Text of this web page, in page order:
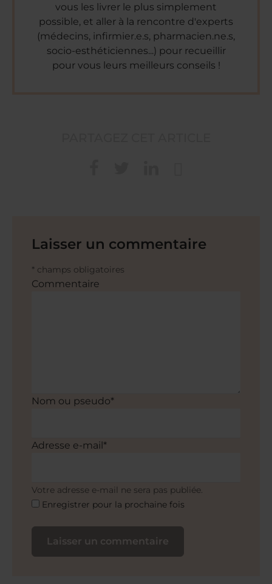
vous les livrer le plus simplement
possible, et aller à la rencontre d'experts
(médecins, infirmier.e.s, pharmacien.ne.s,
socio-esthéticiennes...) pour recueillir
pour vous leurs meilleurs conseils !
Laisser un commentaire
* champs obligatoires
Commentaire
Nom ou pseudo*
Adresse e-mail*
Votre adresse e-mail ne sera pas publiée.
Enregistrer pour la prochaine fois